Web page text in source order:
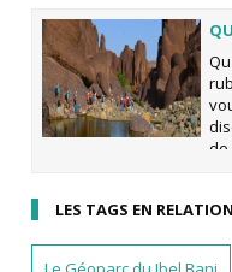
LES TAGS EN RELATION